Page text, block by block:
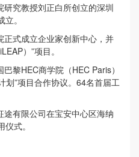
究教授刘正白所创立的深圳
。
式成立企业家创新中心，并
）”项目。
黎HEC商学院（HEC Paris）
划”项目合作协议。64名首届工
有限公司在宝安中心区海纳
式。